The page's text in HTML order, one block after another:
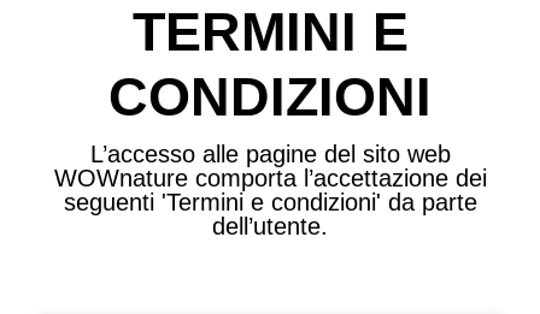
TERMINI E
CONDIZIONI
L’accesso alle pagine del sito web
WOWnature comporta l’accettazione dei
seguenti 'Termini e condizioni' da parte
dell’utente.